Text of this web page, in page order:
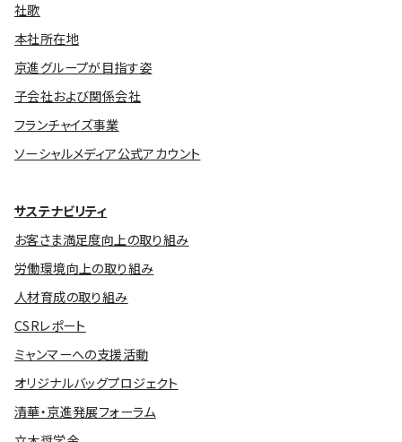
社歌
本社所在地
京進グループが目指す姿
子会社および関係会社
フランチャイズ事業
ソーシャルメディア公式アカウント
サステナビリティ
お客さま満足度向上の取り組み
労働環境向上の取り組み
人材育成の取り組み
CSRレポート
ミャンマーへの支援活動
オリジナルバッグプロジェクト
清華・京進発展フォーラム